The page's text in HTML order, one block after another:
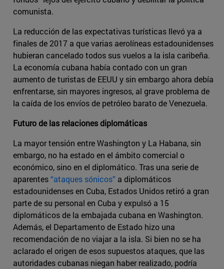
comunista.
La reducción de las expectativas turísticas llevó ya a
finales de 2017 a que varias aerolíneas estadounidenses
hubieran cancelado todos sus vuelos a la isla caribeña.
La economía cubana había contado con un gran
aumento de turistas de EEUU y sin embargo ahora debía
enfrentarse, sin mayores ingresos, al grave problema de
la caída de los envíos de petróleo barato de Venezuela.
Futuro de las relaciones diplomáticas
La mayor tensión entre Washington y La Habana, sin
embargo, no ha estado en el ámbito comercial o
económico, sino en el diplomático. Tras una serie de
aparentes“ataques sónicos” a diplomáticos
estadounidenses en Cuba, Estados Unidos retiró a gran
parte de su personal en Cuba y expulsó a 15
diplomáticos de la embajada cubana en Washington.
Además, el Departamento de Estado hizo una
recomendación de no viajar a la isla. Si bien no se ha
aclarado el origen de esos supuestos ataques, que las
autoridades cubanas niegan haber realizado, podría